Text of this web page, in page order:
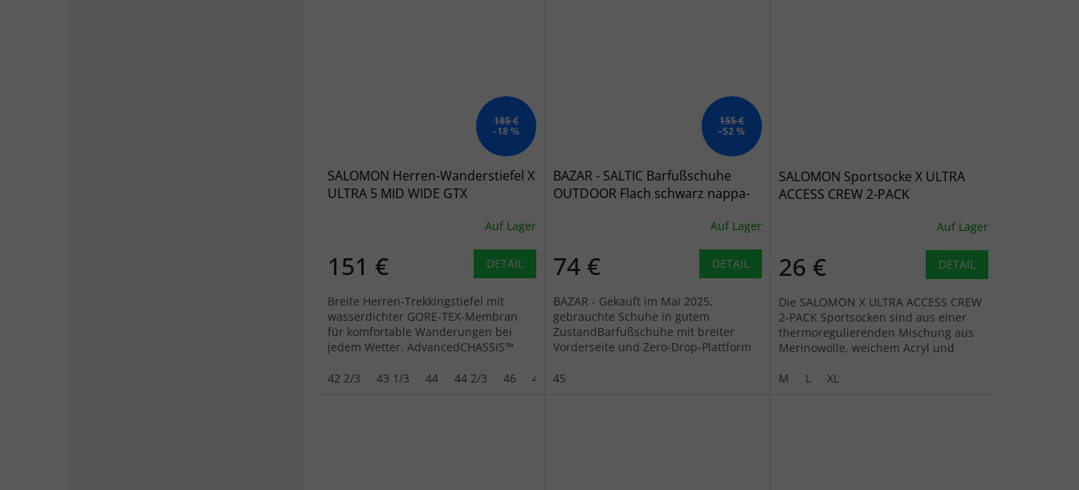
185 €
–18 %
SALOMON Herren-Wanderstiefel X
ULTRA 5 MID WIDE GTX
Auf Lager
151 € DETAIL
Breite Herren-Trekkingstiefel mit
wasserdichter GORE-TEX-Membran
für komfortable Wanderungen bei
jedem Wetter. AdvancedCHASSIS™
unwegsamem Gelände.
42 2/3 43 1/3 44 44 2/3 46 47 1/3
155 €
–52 %
BAZAR - SALTIC Barfußschuhe
OUTDOOR Flach schwarz nappa-
Auf Lager
74 € DETAIL
BAZAR - Gekauft im Mai 2025,
gebrauchte Schuhe in gutem
ZustandBarfußschuhe mit breiter
Vorderseite und Zero-Drop-Plattform
Handgefertigt in der...
45
SALOMON Sportsocke X ULTRA
ACCESS CREW 2-PACK
Auf Lager
26 € DETAIL
Die SALOMON X ULTRA ACCESS CREW
2-PACK Sportsocken sind aus einer
thermoregulierenden Mischung aus
Merinowolle, weichem Acryl und
trocknendem...
M L XL